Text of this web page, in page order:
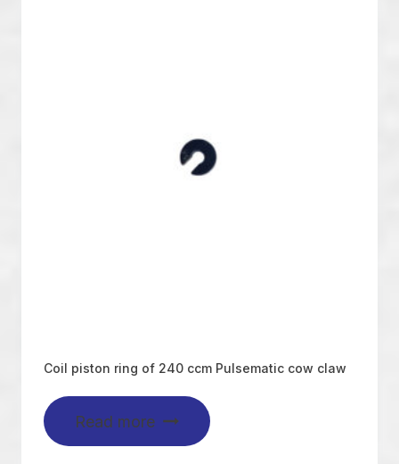
Coil piston ring of 240 ccm Pulsematic cow claw
Read more